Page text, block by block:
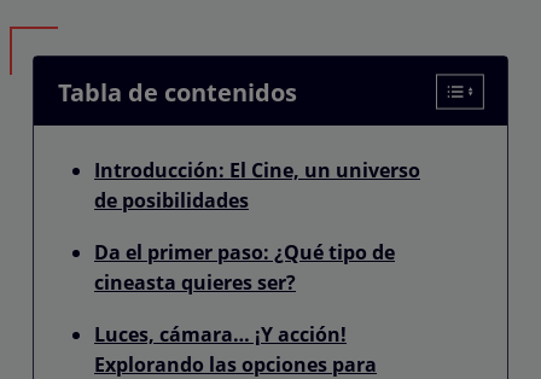
Tabla de contenidos
Introducción: El Cine, un universo
de posibilidades
Da el primer paso: ¿Qué tipo de
cineasta quieres ser?
Luces, cámara… ¡Y acción!
Explorando las opciones para